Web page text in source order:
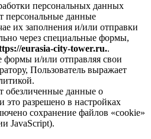
персональных данных
персональные данные
их заполнения и/или отправки
через специальные формы,
eurasia-city-tower.ru..
формы и/или отправляя свои
Пользователь выражает
обезличенные данные о
это разрешено в настройках
сохранение файлов «cookie»
JavaScript).